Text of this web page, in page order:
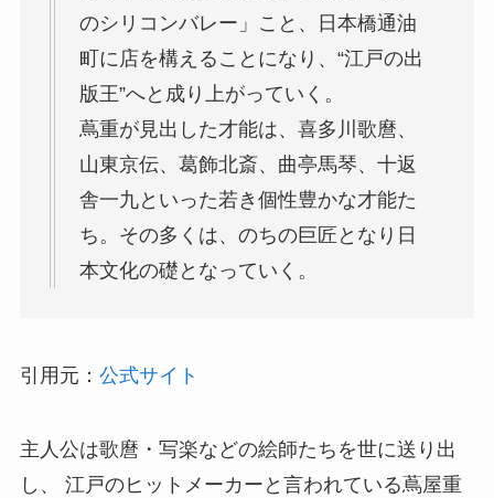
のシリコンバレー」こと、日本橋通油
町に店を構えることになり、“江戸の出
版王”へと成り上がっていく。
蔦重が見出した才能は、喜多川歌麿、
山東京伝、葛飾北斎、曲亭馬琴、十返
舎一九といった若き個性豊かな才能た
ち。その多くは、のちの巨匠となり日
本文化の礎となっていく。
引用元： 公式サイト
主人公は歌麿・写楽などの絵師たちを世に送り出
し、 江戸のヒットメーカーと言われている蔦屋重